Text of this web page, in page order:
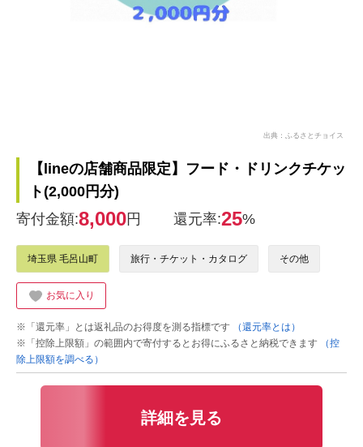
出典：ふるさとチョイス
【lineの店舗商品限定】フード・ドリンクチケッ
ト(2,000円分)
寄付金額:8,000円 還元率:25%
埼玉県 毛呂山町 旅行・チケット・カタログ その他
お気に入り
※「還元率」とは返礼品のお得度を測る指標です
（還元率とは）
※「控除上限額」の範囲内で寄付するとお得にふるさと納税できます
（控
除上限額を調べる）
詳細を見る